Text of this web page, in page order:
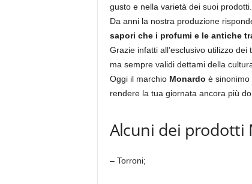
gusto e nella varietà dei suoi prodotti.
Da anni la nostra produzione
sapori che i profumi e le antiche
Grazie infatti all’esclusivo utilizzo
ma sempre validi dettami della
Oggi il marchio Monardo è
rendere la tua giornata ancora più
Alcuni dei prodotti
– Torroni;